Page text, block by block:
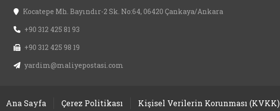
Kocatepe Mh. Bayındır-2 Sk. No:64, 06420 Çankaya/Ankara
+90 312 425 81 93
+90 312 425 98 19
yardim@maliyepostasi.com
Ana Sayfa Çerez Politikası Kişisel Verilerin Korunması (KVKK)